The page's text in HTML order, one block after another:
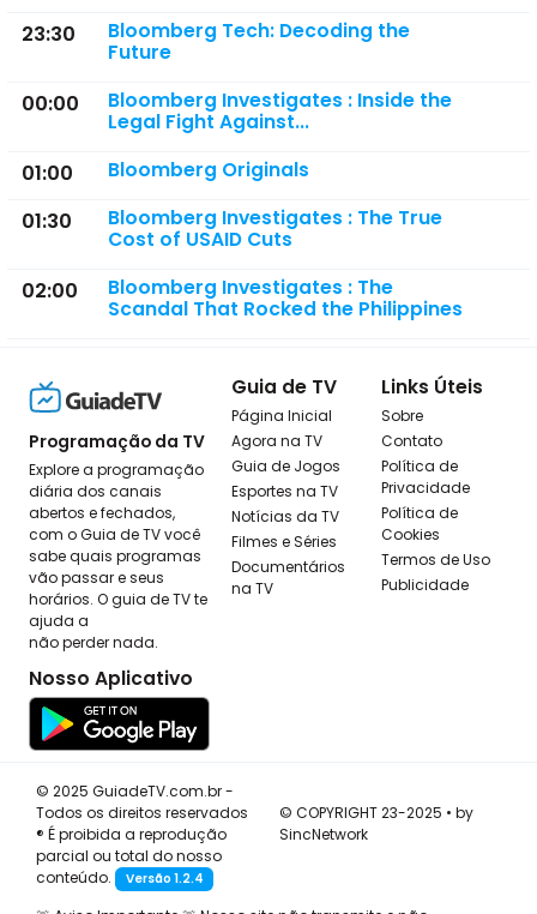
23:30
Bloomberg Tech: Decoding the
Future
00:00
Bloomberg Investigates : Inside the
Legal Fight Against...
01:00 Bloomberg Originals
01:30
Bloomberg Investigates : The True
Cost of USAID Cuts
02:00
Bloomberg Investigates : The
Scandal That Rocked the Philippines
Programação da TV
Explore a programação
diária dos canais
abertos e fechados,
com o Guia de TV você
sabe quais programas
vão passar e seus
horários. O guia de TV te
ajuda a
não perder nada.
Nosso Aplicativo
Guia de TV
Página Inicial
Agora na TV
Guia de Jogos
Esportes na TV
Notícias da TV
Filmes e Séries
Documentários
na TV
Links Úteis
Sobre
Contato
Política de
Privacidade
Política de
Cookies
Termos de Uso
Publicidade
© 2025 GuiadeTV.com.br -
Todos os direitos reservados
® É proibida a reprodução
parcial ou total do nosso
conteúdo.
Versão 1.2.4
© COPYRIGHT 23-2025 • by
SincNetwork